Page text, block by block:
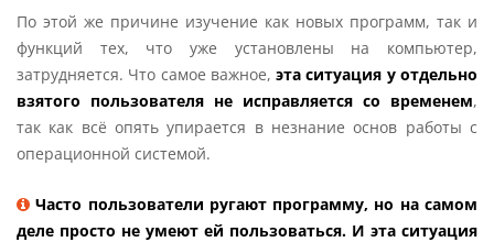
По этой же причине изучение как новых программ, так и
функций тех, что уже установлены на компьютер,
затрудняется. Что самое важное,эта ситуация у отдельно
взятого пользователя не исправляется со временем,
так как всё опять упирается в незнание основ работы с
операционной системой.
Часто пользователи ругают программу, но на самом
деле просто не умеют ей пользоваться. И эта ситуация